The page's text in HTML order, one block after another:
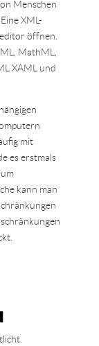
Menschen
XML-
öffnen.
MathML,
XAML und
mit
es erstmals
kann man